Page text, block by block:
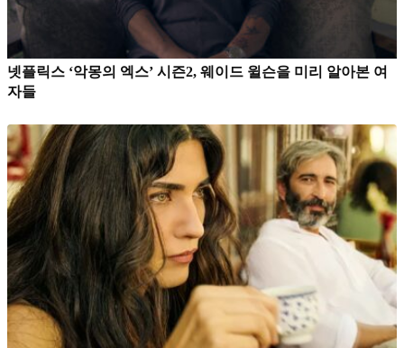
넷플릭스 ‘악몽의 엑스’ 시즌2, 웨이드 윌슨을 미리 알아본 여
자들